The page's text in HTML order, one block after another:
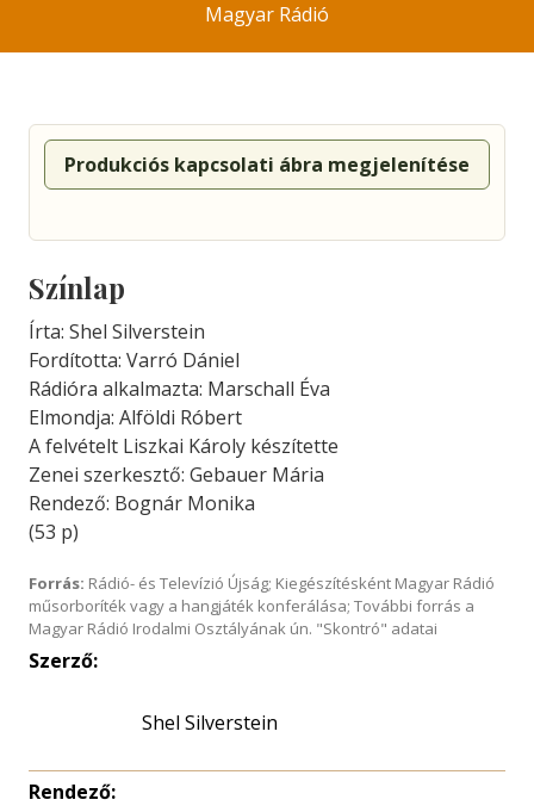
Magyar Rádió
Produkciós kapcsolati ábra megjelenítése
Színlap
Írta: Shel Silverstein
Fordította: Varró Dániel
Rádióra alkalmazta: Marschall Éva
Elmondja: Alföldi Róbert
A felvételt Liszkai Károly készítette
Zenei szerkesztő: Gebauer Mária
Rendező: Bognár Monika
(53 p)
Forrás: Rádió- és Televízió Újság; Kiegészítésként Magyar Rádió
műsorboríték vagy a hangjáték konferálása; További forrás a
Magyar Rádió Irodalmi Osztályának ún. "Skontró" adatai
Szerző:
Shel Silverstein
Rendező: